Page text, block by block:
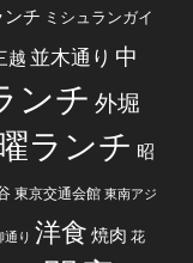
ンチ ミシュランガイ
越 並木通り 中
ンチ 外堀
ランチ 昭
東京交通会館 東南アジ
通り 洋食 焼肉 花